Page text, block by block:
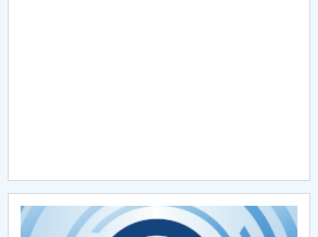
CAR2026
MENIU CANTINA